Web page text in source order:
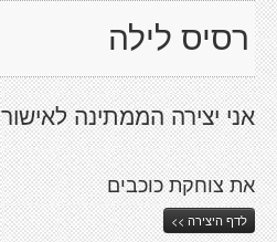
רסיס לילה
אני יצירה הממתינה לאישור
את צוחקת כוכבים
לדף היצירה >>